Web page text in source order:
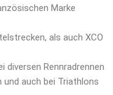
Marke
als auch XCO
diversen Rennradrennen
auch bei Triathlons